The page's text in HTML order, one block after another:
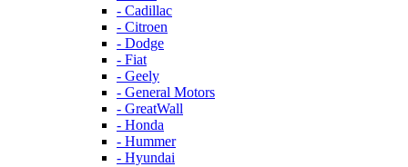
- Cadillac
- Citroen
- Dodge
- Fiat
- Geely
- General Motors
- GreatWall
- Honda
- Hummer
- Hyundai